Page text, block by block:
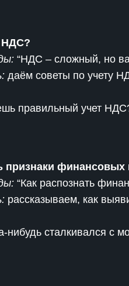
НДС?
“НДС – сложный, но
даём советы по учету
правильный учет
признаки
“Как распознать
рассказываем, как
нибудь сталкивался с